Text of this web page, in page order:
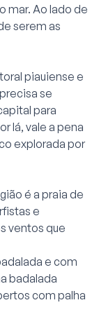
mar. Ao lado de
serem as
piauiense e
se
para
lá, vale a pena
explorada por
é a praia de
e
ventos que
e com
badalada
com palha